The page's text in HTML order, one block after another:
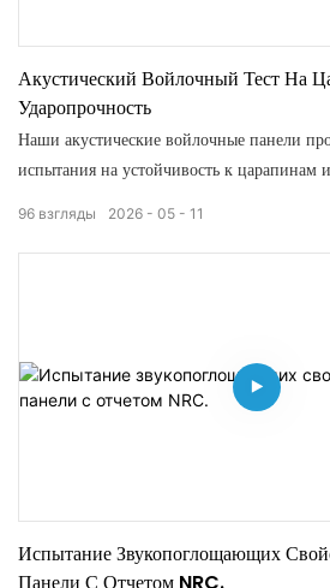
Акустический Войлочный Тест На
Ударопрочность
Наши акустические войлочные панели
испытания на устойчивость к царапинам
и долговечная, она сохраняет
2026 05 11
96 взгляды
Испытание Звукопоглощающих